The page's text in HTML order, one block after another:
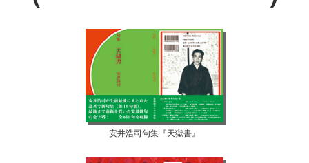
安井浩司句集『天獄書』